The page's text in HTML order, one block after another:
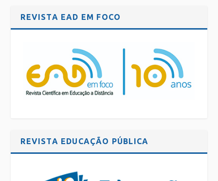
REVISTA EAD EM FOCO
REVISTA EDUCAÇÃO PÚBLICA